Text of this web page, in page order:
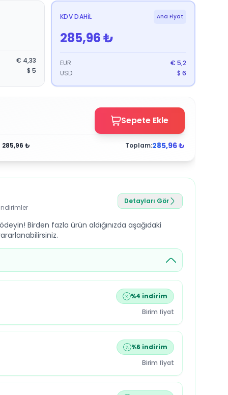
€ 4,33
$ 5
KDV DAHIL Ana Fiyat
285,96₺
EUR € 5,2
USD
$ 6
Sepete Ekle
285,96 ₺ Toplam:285,96₺
Detayları Gör
Birden fazla ürün aldığınızda aşağıdaki
%4 indirim
Birim fiyat
%6 indirim
Birim fiyat